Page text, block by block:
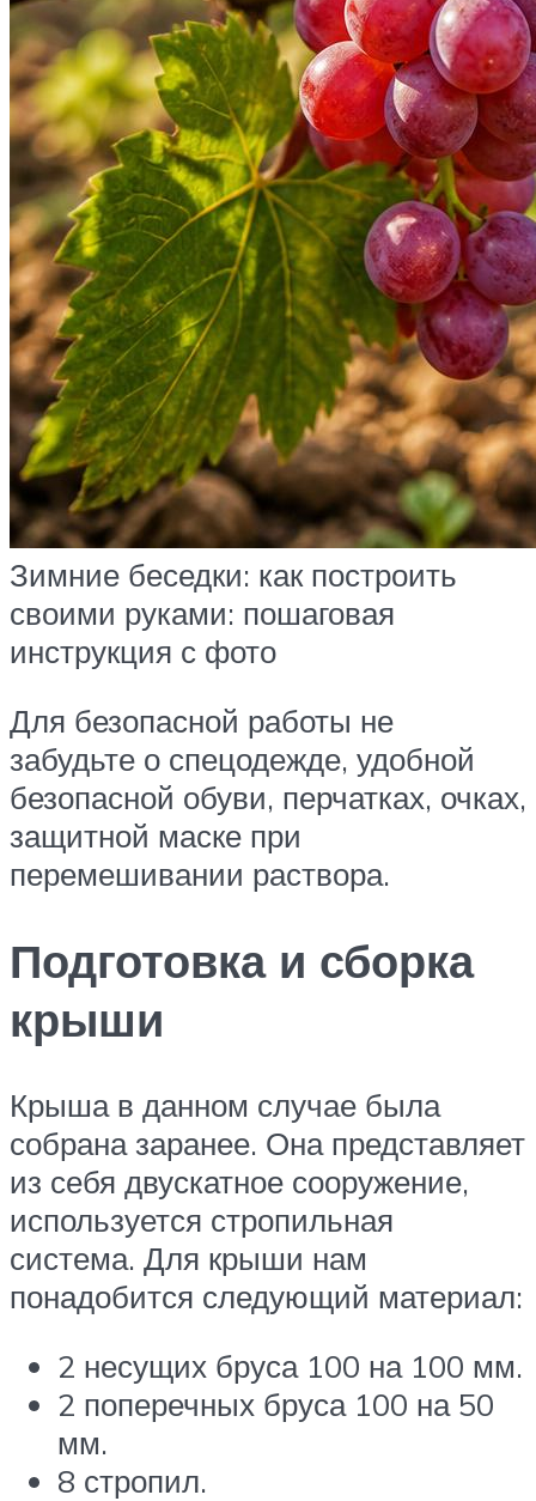
Зимние беседки: как построить
своими руками: пошаговая
инструкция с фото
Для безопасной работы не
забудьте о спецодежде, удобной
безопасной обуви, перчатках, очках,
защитной маске при
перемешивании раствора.
Подготовка и сборка
крыши
Крыша в данном случае была
собрана заранее. Она представляет
из себя двускатное сооружение,
используется стропильная
система. Для крыши нам
понадобится следующий материал:
2 несущих бруса 100 на 100 мм.
2 поперечных бруса 100 на 50
мм.
8 стропил.